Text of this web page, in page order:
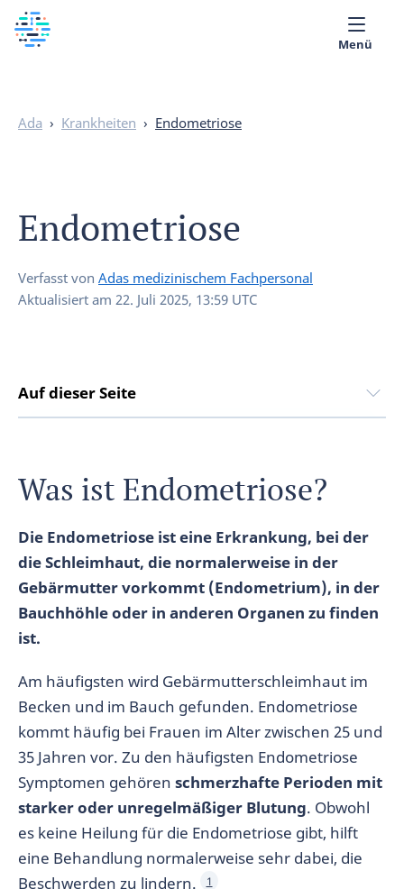
Menü
Ada › Krankheiten › Endometriose
Endometriose
Verfasst von Adas medizinischem Fachpersonal
Aktualisiert am 22. Juli 2025, 13:59 UTC
Auf dieser Seite
Was ist Endometriose?
Die Endometriose ist eine Erkrankung, bei der
die Schleimhaut, die normalerweise in der
Gebärmutter vorkommt (Endometrium), in der
Bauchhöhle oder in anderen Organen zu finden
ist.
Am häufigsten wird Gebärmutterschleimhaut im
Becken und im Bauch gefunden. Endometriose
kommt häufig bei Frauen im Alter zwischen 25 und
35 Jahren vor. Zu den häufigsten Endometriose
Symptomen gehören schmerzhafte Perioden mit
starker oder unregelmäßiger Blutung. Obwohl
es keine Heilung für die Endometriose gibt, hilft
eine Behandlung normalerweise sehr dabei, die
Beschwerden zu lindern.
1